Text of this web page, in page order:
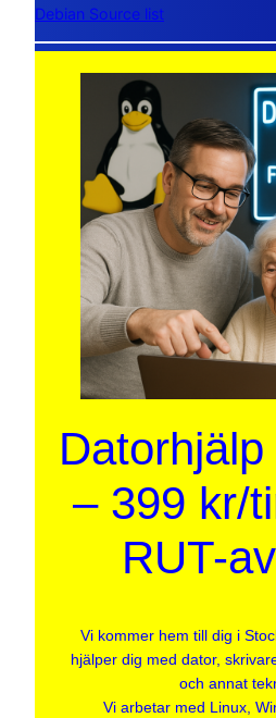
Debian Source list
– 399 kr/
RUT-
Vi kommer hem till dig i
hjälper dig med dator,
och annat
Vi arbetar med Linux,